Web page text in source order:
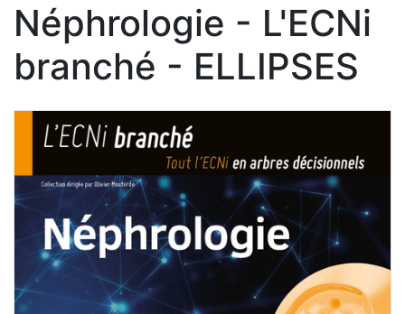
Néphrologie - L'ECNi
branché - ELLIPSES